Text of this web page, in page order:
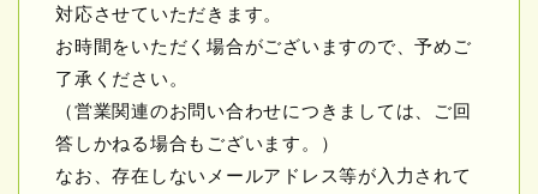
対応させていただきます。
お時間をいただく場合がございますので、予めご
了承ください。
（営業関連のお問い合わせにつきましては、ご回
答しかねる場合もございます。）
なお、存在しないメールアドレス等が入力されて